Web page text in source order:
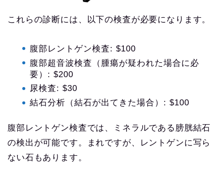
これらの診断には、以下の検査が必要になります。
腹部レントゲン検査: $100
腹部超音波検査（腫瘍が疑われた場合に必
要）: $200
尿検査: $30
結石分析（結石が出てきた場合）: $100
腹部レントゲン検査では、ミネラルである膀胱結石
の検出が可能です。まれですが、レントゲンに写ら
ない石もあります。